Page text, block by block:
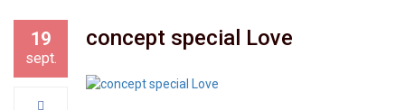
19
sept.
concept special Love